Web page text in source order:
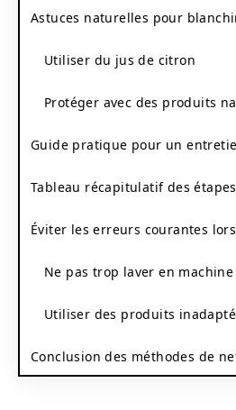
Astuces naturelles pour
Utiliser du jus de citron
Protéger avec des produits
Guide pratique pour un
Tableau récapitulatif des
Éviter les erreurs courantes
Ne pas trop laver en machine
Utiliser des produits
Conclusion des méthodes de